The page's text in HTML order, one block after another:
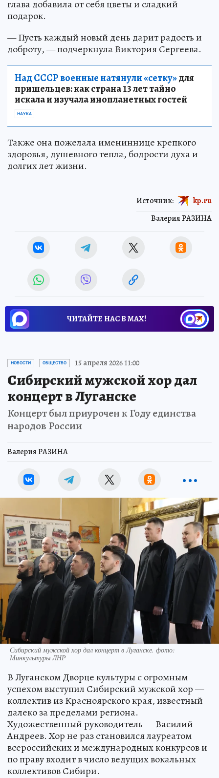
глава добавила от себя цветы и сладкий
подарок.
— Пусть каждый новый день дарит радость и
доброту, — подчеркнула Виктория Сергеева.
Над СССР военные натянули «сетку»для
пришельцев: как страна 13 лет тайно
искала и изучала инопланетных гостей
НАУКА
Также она пожелала имениннице крепкого
здоровья, душевного тепла, бодрости духа и
долгих лет жизни.
Валерия РАЗИНА
Источник: kp.ru
ЧИТАЙТЕ НАС В МАХ!
НОВОСТИ ОБЩЕСТВО 15 апреля 2026 11:00
Сибирский мужской хор дал
концерт в Луганске
Концерт был приурочен к Году единства
народов России
Валерия РАЗИНА
Сибирский мужской хор дал концерт в Луганске. фото:
Минкультуры ЛНР
В Луганском Дворце культуры с огромным
успехом выступил Сибирский мужской хор —
коллектив из Красноярского края, известный
далеко за пределами региона.
Художественный руководитель — Василий
Андреев. Хор не раз становился лауреатом
всероссийских и международных конкурсов и
по праву входит в число ведущих вокальных
коллективов Сибири.